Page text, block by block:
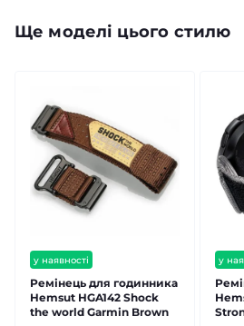
Ще моделі цього стилю
у наявності
Ремінець для годинника
Hemsut HGA142 Shock
the world Garmin Brown
у